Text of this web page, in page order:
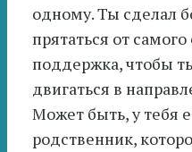
одному. Ты сделал
прятаться от
поддержка, чтобы
двигаться в
Может быть, у тебя
родственник,